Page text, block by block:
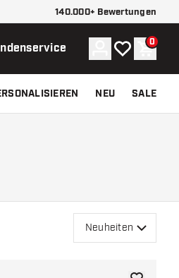
140.000+ Bewertungen
Konto
Meine 0
NEU SALE
Neuheiten